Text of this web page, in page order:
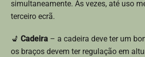
simultaneamente. Às vezes, até uso
terceiro ecrã.
💺Cadeira – a cadeira deve ter um
os braços devem ter regulação em